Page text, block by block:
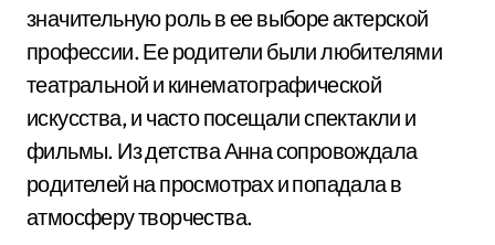
значительную роль в ее выборе актерской
профессии. Ее родители были любителями
театральной и кинематографической
искусства, и часто посещали спектакли и
фильмы. Из детства Анна сопровождала
родителей на просмотрах и попадала в
атмосферу творчества.